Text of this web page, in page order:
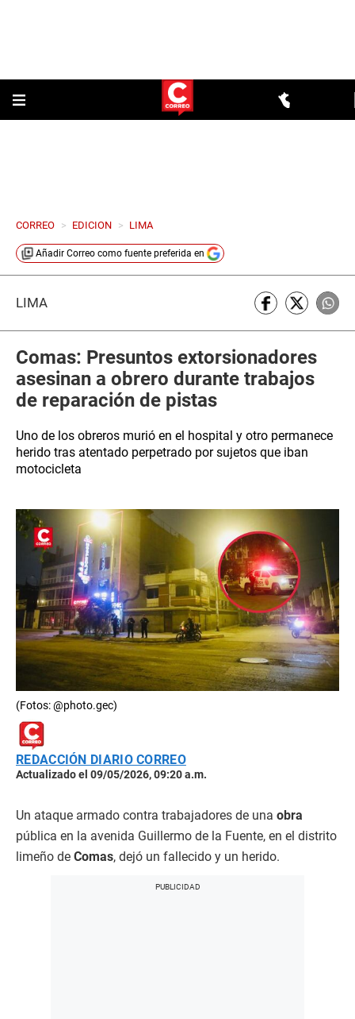
CORREO > EDICION > LIMA
Añadir Correo como fuente preferida en
LIMA
Comas: Presuntos extorsionadores
asesinan a obrero durante trabajos
de reparación de pistas
Uno de los obreros murió en el hospital y otro permanece
herido tras atentado perpetrado por sujetos que iban
motocicleta
(Fotos: @photo.gec)
REDACCIÓN DIARIO CORREO
Actualizado el 09/05/2026, 09:20 a.m.
Un ataque armado contra trabajadores de una obra
pública en la avenida Guillermo de la Fuente, en el distrito
limeño de Comas, dejó un fallecido y un herido.